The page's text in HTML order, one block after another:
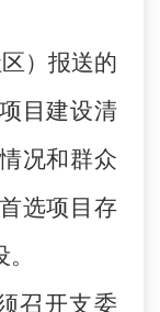
）报送的
目建设清
况和群众
选项目存
召开支委